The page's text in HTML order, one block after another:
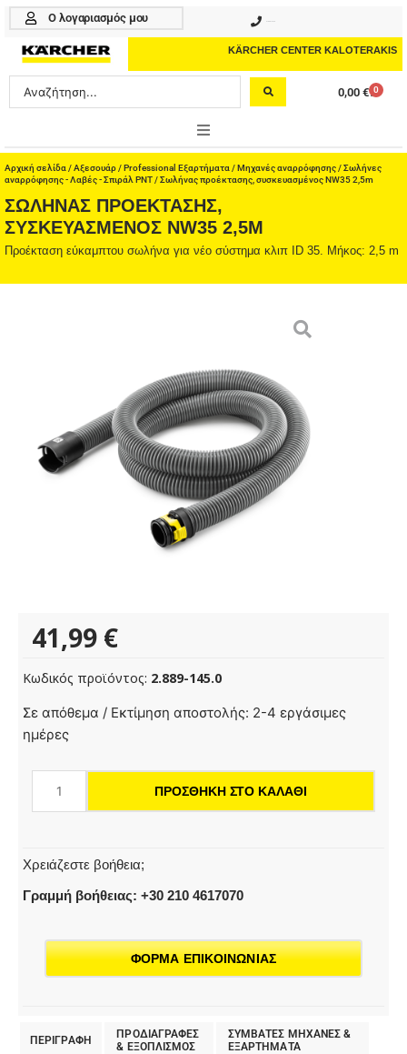
Μετάβαση
περιεχόμενο
Ο λογαριασμός μου
KÄRCHER CENTER KALOTERAKIS
Search
...
0,00 € 0
Cart
ONLINE SHOP
HOME & GARDEN
PROFESSIONAL
ΑΞΕΣΟΥΑΡ
Αρχική σελίδα /Αξεσουάρ/Professional Εξαρτήματα /Μηχανές αναρρόφησης/Σωλήνες
αναρρόφησης - Λαβές - Σπιράλ PNT/ Σωλήνας προέκτασης, συσκευασμένος NW35 2,5m
ΣΩΛΉΝΑΣ ΠΡΟΈΚΤΑΣΗΣ,
ΣΥΣΚΕΥΑΣΜΈΝΟΣ NW35 2,5M
Προέκταση εύκαμπτου σωλήνα για νέο σύστημα κλιπ ID 35. Μήκος: 2,5 m
41,99 €
Κωδικός προϊόντος: 2.889-145.0
Σε απόθεμα / Εκτίμηση αποστολής: 2-4 εργάσιμες
ημέρες
Σωλήνας
προέκτασης,
2,5m
ΠΡΟΣΘΉΚΗ ΣΤΟ ΚΑΛΆΘΙ
Χρειάζεστε βοήθεια;
Γραμμή βοήθειας: +30 210 4617070
ΦΟΡΜΑ ΕΠΙΚΟΙΝΩΝΙΑΣ
ΠΕΡΙΓΡΑΦΗ
ΠΡΟΔΙΑΓΡΑΦΕΣ
& EΞΟΠΛΙΣΜΟΣ
ΣΥΜΒΑΤΕΣ ΜΗΧΑΝΕΣ &
ΕΞΑΡΤΗΜΑΤΑ